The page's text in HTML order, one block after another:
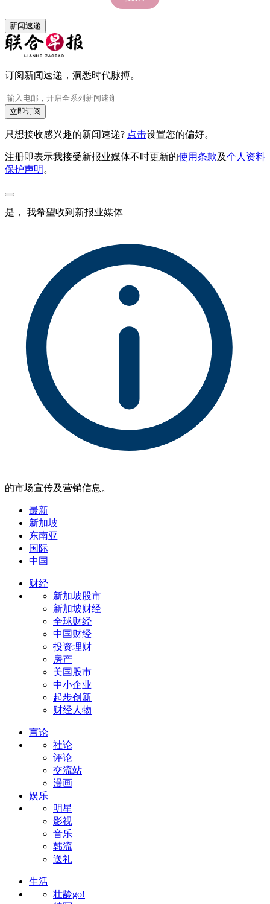
新闻速递
订阅新闻速递，洞悉时代脉搏。
立即订阅
只想接收感兴趣的新闻速递? 点击设置您的偏好。
注册即表示我接受新报业媒体不时更新的使用条款及个人资料
保护声明。
是， 我希望收到新报业媒体
的市场宣传及营销信息。
最新
新加坡
东南亚
国际
中国
财经
新加坡股市
新加坡财经
全球财经
中国财经
投资理财
房产
美国股市
中小企业
起步创新
财经人物
言论
社论
评论
交流站
漫画
娱乐
明星
影视
音乐
韩流
送礼
生活
壮龄go!